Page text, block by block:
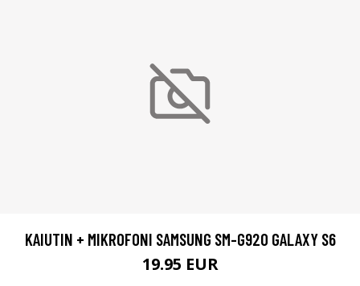
KAIUTIN + MIKROFONI SAMSUNG SM-G920 GALAXY S6
19.95 EUR